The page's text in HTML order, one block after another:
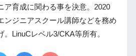
ア育成に関わる事を決意。2020
ンジニアスクール講師などを務め
LinuCレベル3/CKA等所有。